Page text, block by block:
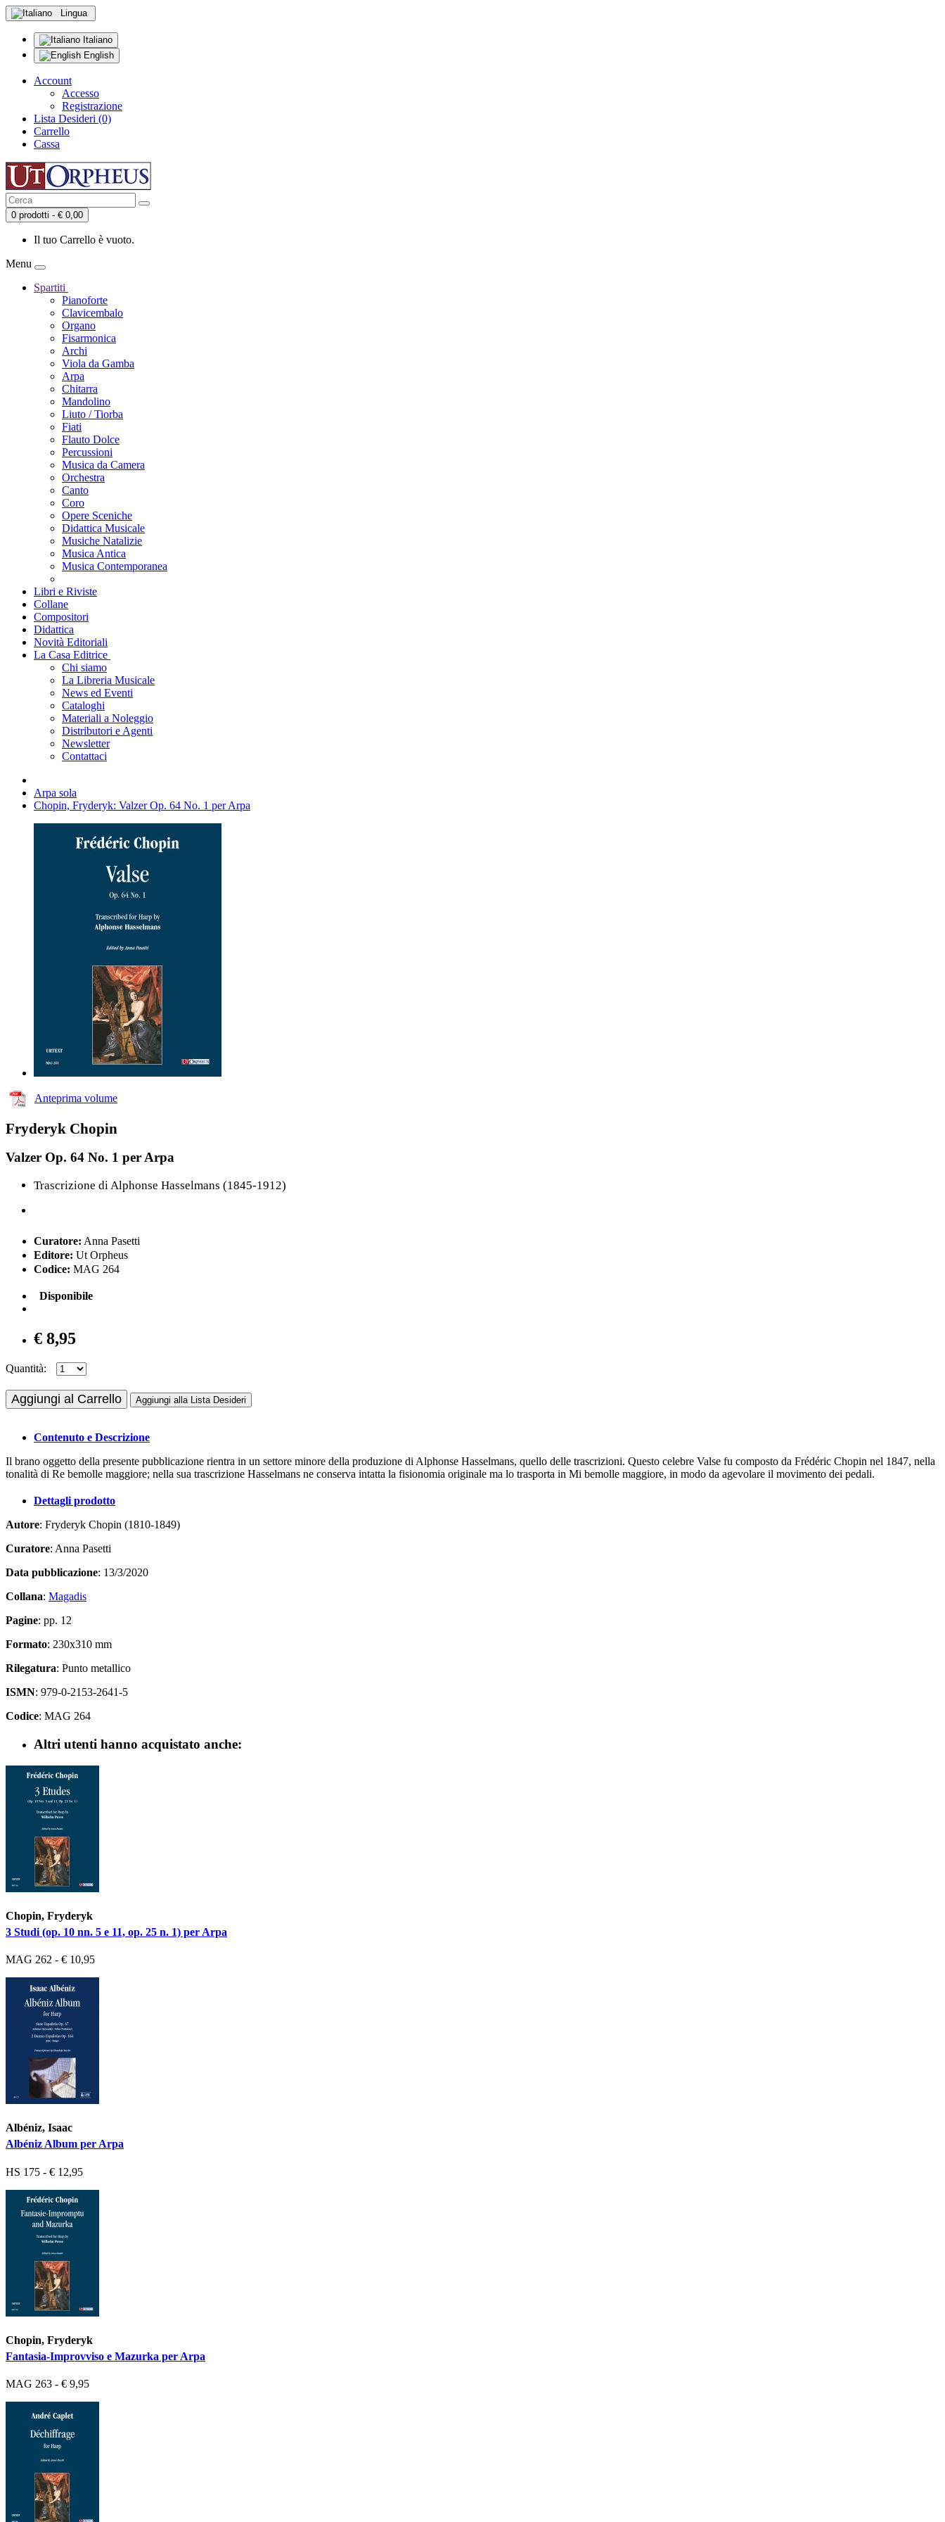
Lingua
Italiano
English
Account
Accesso
Registrazione
Lista Desideri (0)
Carrello
Cassa
0 prodotti - € 0,00
Il tuo Carrello è vuoto.
Menu
Spartiti
Pianoforte
Clavicembalo
Organo
Fisarmonica
Archi
Viola da Gamba
Arpa
Chitarra
Mandolino
Liuto / Tiorba
Fiati
Flauto Dolce
Percussioni
Musica da Camera
Orchestra
Canto
Coro
Opere Sceniche
Didattica Musicale
Musiche Natalizie
Musica Antica
Musica Contemporanea
Libri e Riviste
Collane
Compositori
Didattica
Novità Editoriali
La Casa Editrice
Chi siamo
La Libreria Musicale
News ed Eventi
Cataloghi
Materiali a Noleggio
Distributori e Agenti
Newsletter
Contattaci
Arpa sola
Chopin, Fryderyk: Valzer Op. 64 No. 1 per Arpa
Anteprima volume
Fryderyk Chopin
Valzer Op. 64 No. 1 per Arpa
Trascrizione di Alphonse Hasselmans (1845-1912)
Curatore: Anna Pasetti
Editore: Ut Orpheus
Codice: MAG 264
Disponibile
€ 8,95
Quantità:
Aggiungi al Carrello Aggiungi alla Lista Desideri
Contenuto e Descrizione
Il brano oggetto della presente pubblicazione rientra in un settore minore della produzione di Alphonse Hasselmans, quello delle trascrizioni. Questo celebre Valse fu composto da Frédéric Chopin nel 1847, nella
tonalità di Re bemolle maggiore; nella sua trascrizione Hasselmans ne conserva intatta la fisionomia originale ma lo trasporta in Mi bemolle maggiore, in modo da agevolare il movimento dei pedali.
Dettagli prodotto
Autore: Fryderyk Chopin (1810-1849)
Curatore: Anna Pasetti
Data pubblicazione: 13/3/2020
Collana: Magadis
Pagine: pp. 12
Formato: 230x310 mm
Rilegatura: Punto metallico
ISMN: 979-0-2153-2641-5
Codice: MAG 264
Altri utenti hanno acquistato anche:
Chopin, Fryderyk
3 Studi (op. 10 nn. 5 e 11, op. 25 n. 1) per Arpa
MAG 262 - € 10,95
Albéniz, Isaac
Albéniz Album per Arpa
HS 175 - € 12,95
Chopin, Fryderyk
Fantasia-Improvviso e Mazurka per Arpa
MAG 263 - € 9,95